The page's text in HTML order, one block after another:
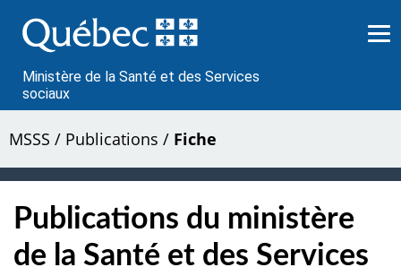
au
contenu
Ministère de la Santé et des Services
sociaux
MSSS / Publications / Fiche
Publications du ministère
de la Santé et des Services